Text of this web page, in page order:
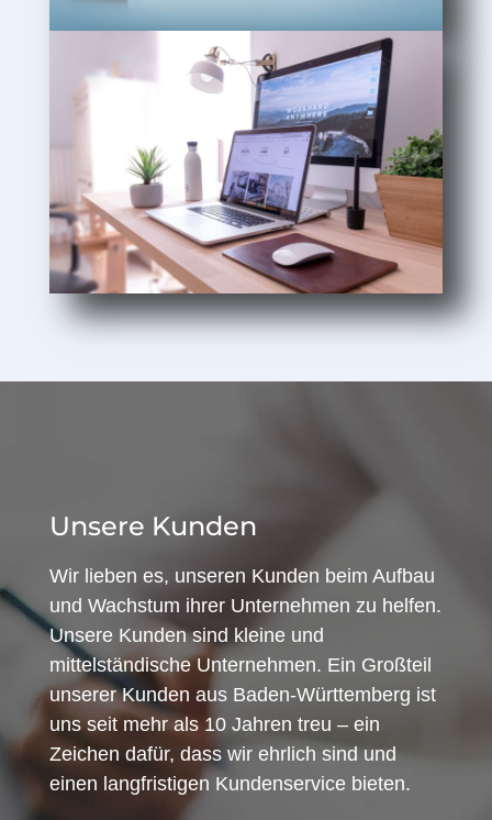
Unsere Kunden
Wir lieben es, unseren Kunden beim Aufbau
und Wachstum ihrer Unternehmen zu helfen.
Unsere Kunden sind kleine und
mittelständische Unternehmen. Ein Großteil
unserer Kunden aus Baden-Württemberg ist
uns seit mehr als 10 Jahren treu – ein
Zeichen dafür, dass wir ehrlich sind und
einen langfristigen Kundenservice bieten.